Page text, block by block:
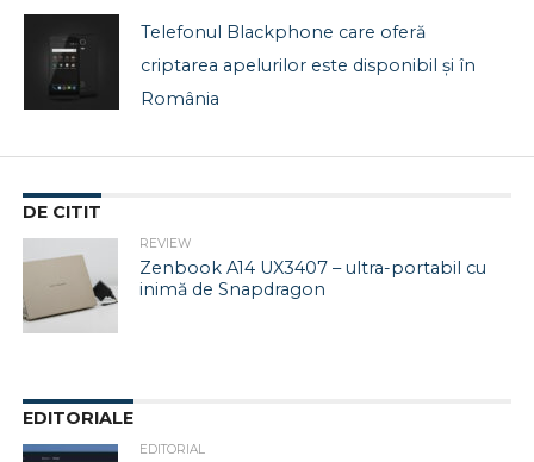
Telefonul Blackphone care oferă
criptarea apelurilor este disponibil și în
România
DE CITIT
REVIEW
Zenbook A14 UX3407 – ultra-portabil cu
inimă de Snapdragon
EDITORIALE
EDITORIAL